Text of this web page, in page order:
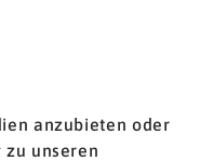
anzubieten oder
unseren